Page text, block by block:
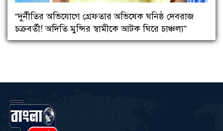
“দুর্নীতির অভিযোগে গ্রেফতার অভিষেক ঘনিষ্ঠ দেবরাজ
চক্রবর্তী! অদিতি মুন্সির স্বামীকে আটক ঘিরে চাঞ্চল্য”